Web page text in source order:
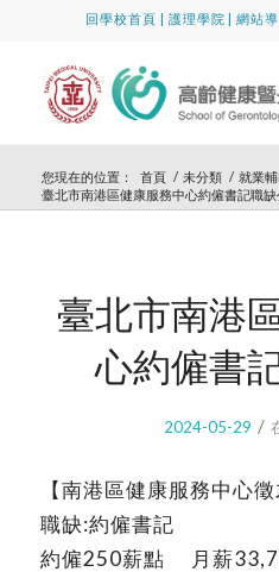
回學校首頁 | 護理學院 |網站
您現在的位置： 首頁 / 未分類 / 就業
臺北市南港區健康服務中心約僱書記職缺
臺北市南港
心約僱書
2024-05-29 /
【南港區健康服務中心徵
職缺:約僱書記
約僱250薪點 月薪